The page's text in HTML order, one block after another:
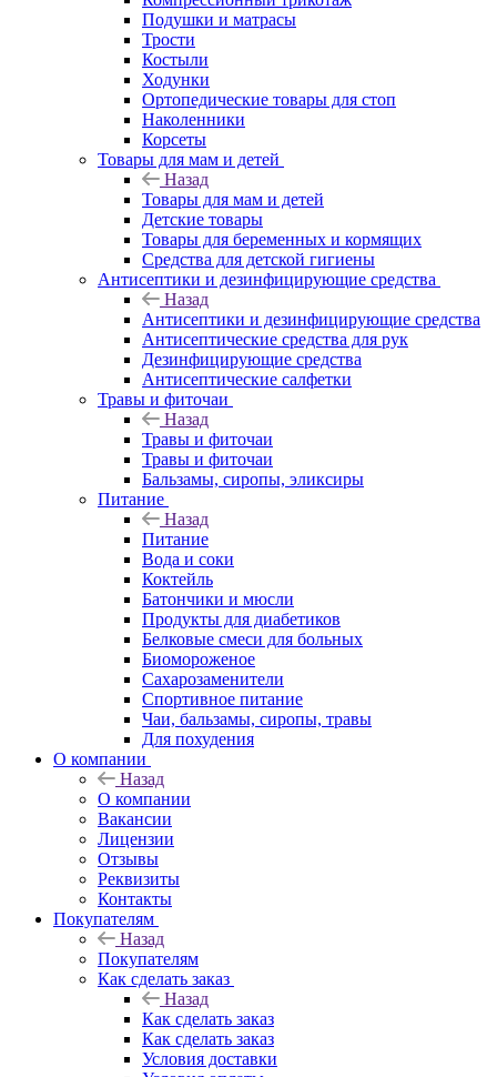
Подушки и матрасы
Трости
Костыли
Ходунки
Ортопедические товары для стоп
Наколенники
Корсеты
Товары для мам и детей
Назад
Товары для мам и детей
Детские товары
Товары для беременных и кормящих
Средства для детской гигиены
Антисептики и дезинфицирующие средства
Назад
Антисептики и дезинфицирующие средства
Антисептические средства для рук
Дезинфицирующие средства
Антисептические салфетки
Травы и фиточаи
Назад
Травы и фиточаи
Травы и фиточаи
Бальзамы, сиропы, эликсиры
Питание
Назад
Питание
Вода и соки
Коктейль
Батончики и мюсли
Продукты для диабетиков
Белковые смеси для больных
Биомороженое
Сахарозаменители
Спортивное питание
Чаи, бальзамы, сиропы, травы
Для похудения
О компании
Назад
О компании
Вакансии
Лицензии
Отзывы
Реквизиты
Контакты
Покупателям
Назад
Покупателям
Как сделать заказ
Назад
Как сделать заказ
Как сделать заказ
Условия доставки